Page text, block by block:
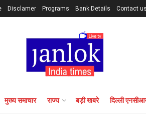
Disclamer Programs Bank Details Contact us
मुख्य समाचार राज्य बड़ी खबरे दिल्ली